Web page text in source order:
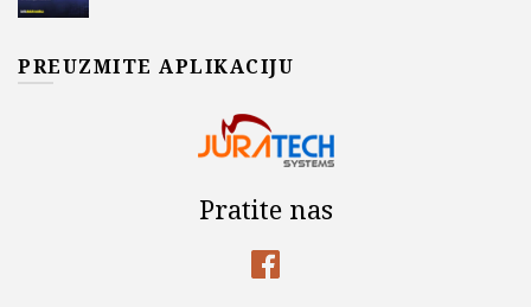
PREUZMITE APLIKACIJU
Pratite nas